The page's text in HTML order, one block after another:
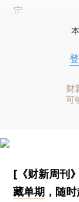
定。
财
可
[《财新周刊
藏单期 ，随